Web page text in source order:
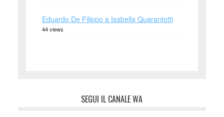
Eduardo De Filippo a Isabella Quarantotti
44 views
SEGUI IL CANALE WA